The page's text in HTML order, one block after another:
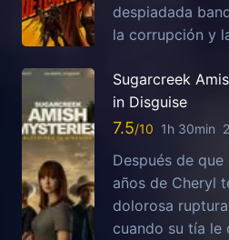
despiadada
la corrupción y
Sugarcreek
in Disguise
7.5 1h 30min
Después de
años de Cheryl
dolorosa
cuando su tía le